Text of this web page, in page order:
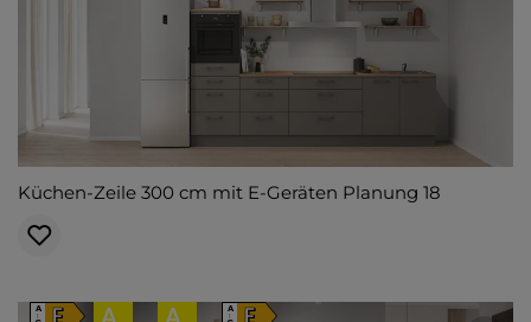
Küchen-Zeile 300 cm mit E-Geräten Planung 18
A
↑
A
↑